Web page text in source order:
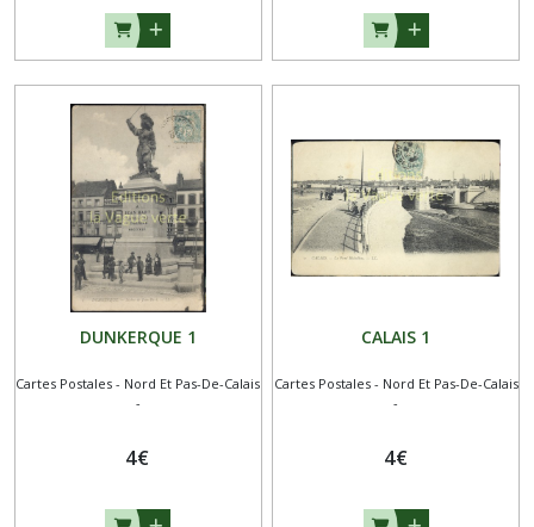
DUNKERQUE 1
Cartes Postales - Nord Et Pas-De-Calais
-
4€
CALAIS 1
Cartes Postales - Nord Et Pas-De-Calais
-
4€